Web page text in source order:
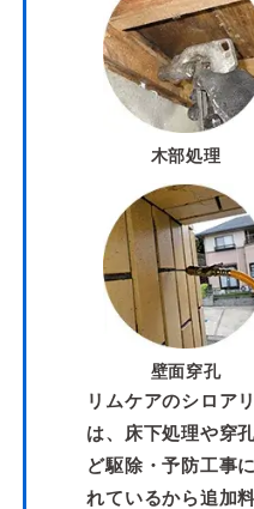
木部処理
壁面穿孔
リムケアのシロア
は、床下処理や穿
ど駆除・予防工事
れているから追加